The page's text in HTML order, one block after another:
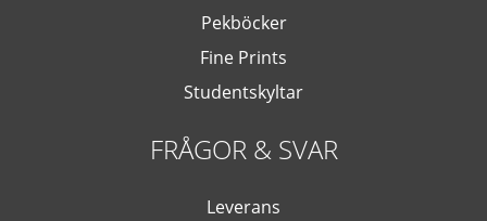
Pekböcker
Fine Prints
Studentskyltar
FRÅGOR & SVAR
Leverans